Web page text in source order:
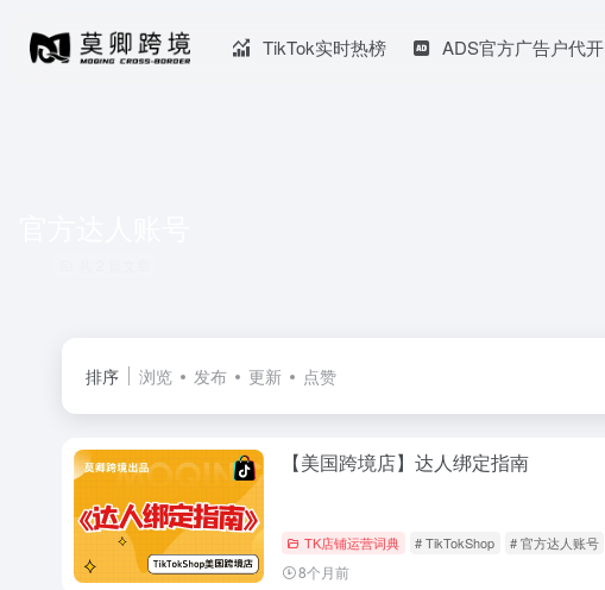
TikTok实时热榜 ADS官方广告户代开
排序 浏览 发布 更新 点赞
【美国跨境店】达人绑定指南
TK店铺运营词典 # TikTokShop # 官方达人账号
8个月前